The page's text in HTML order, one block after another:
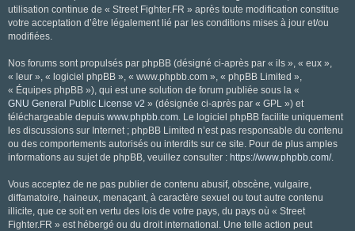
utilisation continue de « Street Fighter.FR » après toute modification constitue
votre acceptation d’être légalement lié par les conditions mises à jour et/ou
modifiées.
Nos forums sont propulsés par phpBB (désigné ci-après par « ils », « eux »,
« leur », « logiciel phpBB », « www.phpbb.com », « phpBB Limited »,
« Équipes phpBB »), qui est une solution de forum publiée sous la «
GNU General Public License v2 » (désignée ci-après par « GPL ») et
téléchargeable depuis www.phpbb.com. Le logiciel phpBB facilite uniquement
les discussions sur Internet ; phpBB Limited n’est pas responsable du contenu
ou des comportements autorisés ou interdits sur ce site. Pour de plus amples
informations au sujet de phpBB, veuillez consulter : https://www.phpbb.com/.
Vous acceptez de ne pas publier de contenu abusif, obscène, vulgaire,
diffamatoire, haineux, menaçant, à caractère sexuel ou tout autre contenu
illicite, que ce soit en vertu des lois de votre pays, du pays où « Street
Fighter.FR » est hébergé ou du droit international. Une telle action peut